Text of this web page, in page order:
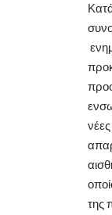
της